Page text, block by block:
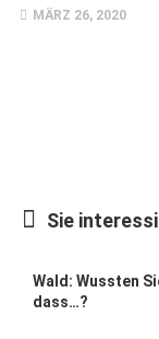
Ausflug & Reise
MÄRZ 26, 2020
Sie
Wald: Wussten
dass…?